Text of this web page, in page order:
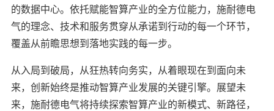
的数据中心。依托赋能智算产业的全方位能力，施耐德电
气的理念、技术和服务贯穿从承诺到行动的每一个环节，
覆盖从前瞻思想到落地实践的每一步。
从入局到破局，从狂热转向务实，从着眼现在到面向未
来，创新始终是推动智算产业发展的关键引擎。展望未
来，施耐德电气将持续探索智算产业的新模式、新路径，